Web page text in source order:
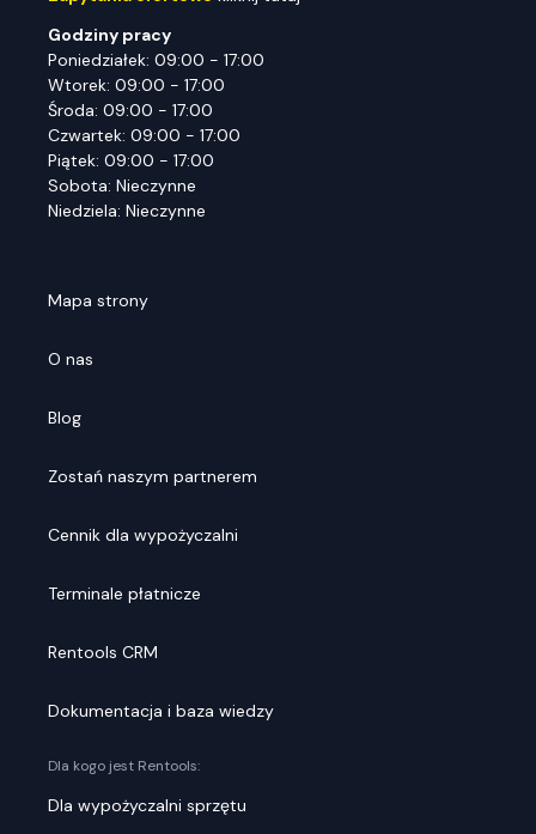
Godziny pracy
Poniedziałek: 09:00 - 17:00
Wtorek: 09:00 - 17:00
Środa: 09:00 - 17:00
Czwartek: 09:00 - 17:00
Piątek: 09:00 - 17:00
Sobota: Nieczynne
Niedziela: Nieczynne
Mapa strony
O nas
Blog
Zostań naszym partnerem
Cennik dla wypożyczalni
Terminale płatnicze
Rentools CRM
Dokumentacja i baza wiedzy
Dla kogo jest Rentools:
Dla wypożyczalni sprzętu